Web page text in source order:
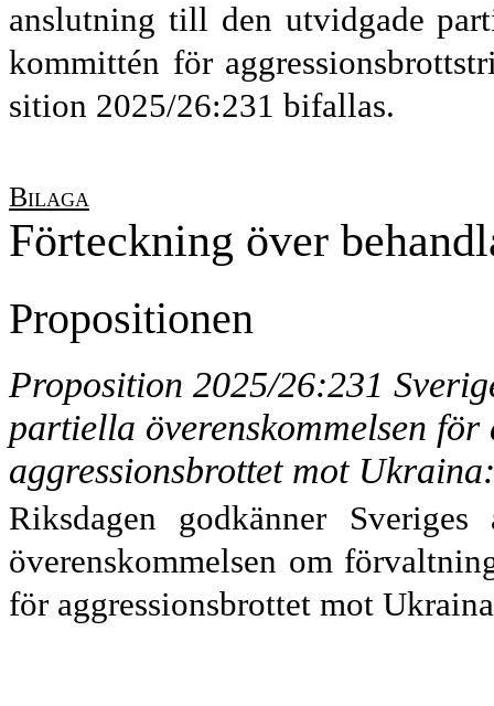
anslutning till den utvidgade
kommittén för
sition 2025/26:231 bifallas.
Bilaga
Förteckning över
Propositionen
Proposition 2025/26:231
partiella överenskommelsen
aggressionsbrottet mot Ukraina:
Riksdagen godkänner
överenskommelsen om
för aggressionsbrottet mot